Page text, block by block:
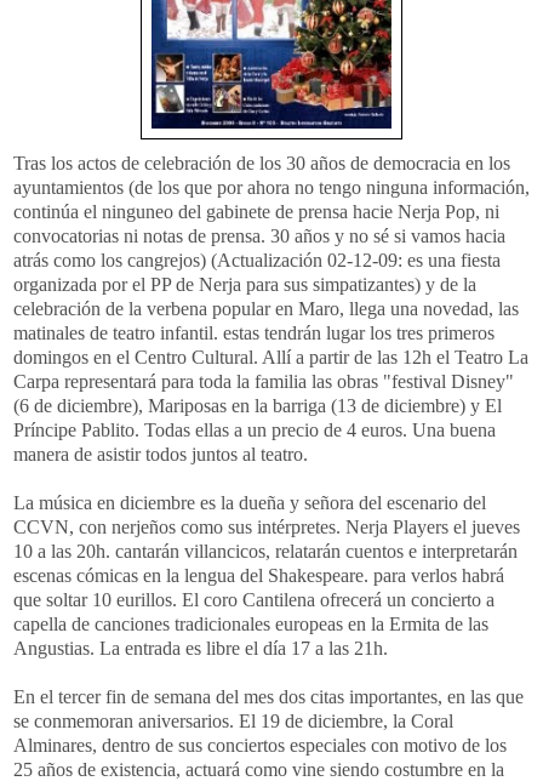
Tras los actos de celebración de los 30 años de democracia en los
ayuntamientos (de los que por ahora no tengo ninguna información,
continúa el ninguneo del gabinete de prensa hacie Nerja Pop, ni
convocatorias ni notas de prensa. 30 años y no sé si vamos hacia
atrás como los cangrejos) (Actualización 02-12-09: es una fiesta
organizada por el PP de Nerja para sus simpatizantes) y de la
celebración de la verbena popular en Maro, llega una novedad, las
matinales de teatro infantil. estas tendrán lugar los tres primeros
domingos en el Centro Cultural. Allí a partir de las 12h el Teatro La
Carpa representará para toda la familia las obras "festival Disney"
(6 de diciembre), Mariposas en la barriga (13 de diciembre) y El
Príncipe Pablito. Todas ellas a un precio de 4 euros. Una buena
manera de asistir todos juntos al teatro.
La música en diciembre es la dueña y señora del escenario del
CCVN, con nerjeños como sus intérpretes. Nerja Players el jueves
10 a las 20h. cantarán villancicos, relatarán cuentos e interpretarán
escenas cómicas en la lengua del Shakespeare. para verlos habrá
que soltar 10 eurillos. El coro Cantilena ofrecerá un concierto a
capella de canciones tradicionales europeas en la Ermita de las
Angustias. La entrada es libre el día 17 a las 21h.
En el tercer fin de semana del mes dos citas importantes, en las que
se conmemoran aniversarios. El 19 de diciembre, la Coral
Alminares, dentro de sus conciertos especiales con motivo de los
25 años de existencia, actuará como vine siendo costumbre en la